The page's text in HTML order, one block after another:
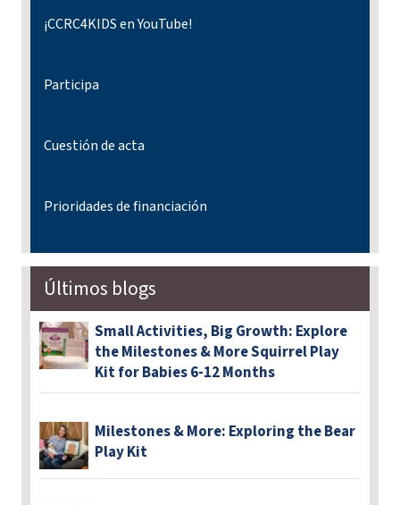
¡CCRC4KIDS en YouTube!
Participa
Cuestión de acta
Prioridades de financiación
Últimos blogs
Small Activities, Big Growth: Explore
the Milestones & More Squirrel Play
Kit for Babies 6-12 Months
Milestones & More: Exploring the Bear
Play Kit